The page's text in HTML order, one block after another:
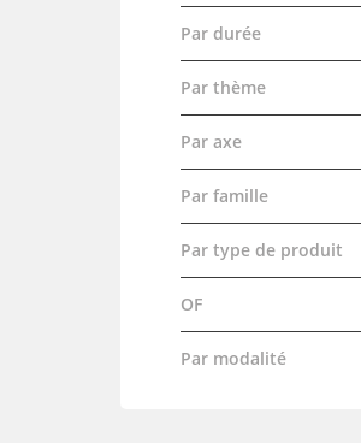
Par durée
Par thème
Par axe
Par famille
Par type de produit
OF
Par modalité